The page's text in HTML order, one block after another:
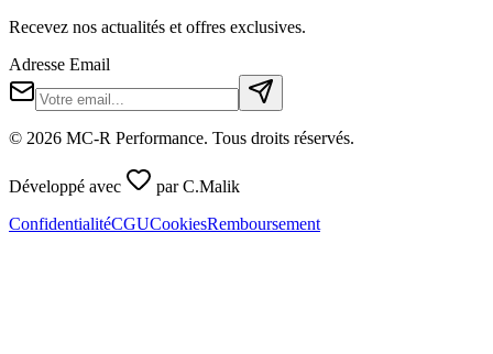
Recevez nos actualités et offres exclusives.
Adresse Email
© 2026 MC-R Performance. Tous droits réservés.
Développé avec parC.Malik
ConfidentialitéCGUCookiesRemboursement